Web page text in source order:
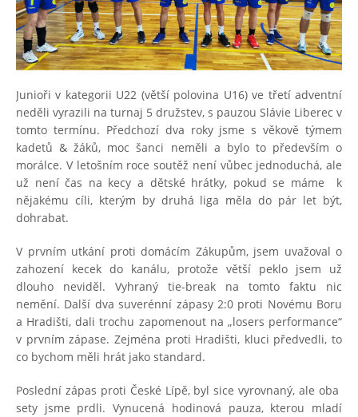
Junioři v kategorii U22 (větší polovina U16) ve třetí adventní
neděli vyrazili na turnaj 5 družstev, s pauzou Slávie Liberec v
tomto termínu. Předchozí dva roky jsme s věkově týmem
kadetů & žáků, moc šanci neměli a bylo to především o
morálce. V letošním roce soutěž není vůbec jednoduchá, ale
už není čas na kecy a dětské hrátky, pokud se máme k
nějakému cíli, kterým by druhá liga měla do pár let být,
dohrabat.
V prvním utkání proti domácím Zákupům, jsem uvažoval o
zahození kecek do kanálu, protože větší peklo jsem už
dlouho neviděl. Vyhraný tie-break na tomto faktu nic
nemění. Další dva suverénní zápasy 2:0 proti Novému Boru
a Hradišti, dali trochu zapomenout na „losers performance“
v prvním zápase. Zejména proti Hradišti, kluci předvedli, to
co bychom měli hrát jako standard.
Poslední zápas proti České Lípě, byl sice vyrovnaný, ale oba
sety jsme prdli. Vynucená hodinová pauza, kterou mladí